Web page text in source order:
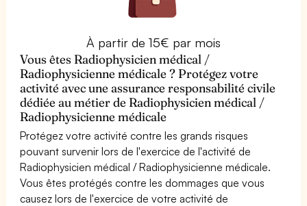
À partir de 15€ par mois
Vous êtes Radiophysicien médical /
Radiophysicienne médicale ? Protégez votre
activité avec une assurance responsabilité civile
dédiée au métier de Radiophysicien médical /
Radiophysicienne médicale
Protégez votre activité contre les grands risques
pouvant survenir lors de l'exercice de l'activité de
Radiophysicien médical / Radiophysicienne médicale.
Vous êtes protégés contre les dommages que vous
causez lors de l'exercice de votre activité de